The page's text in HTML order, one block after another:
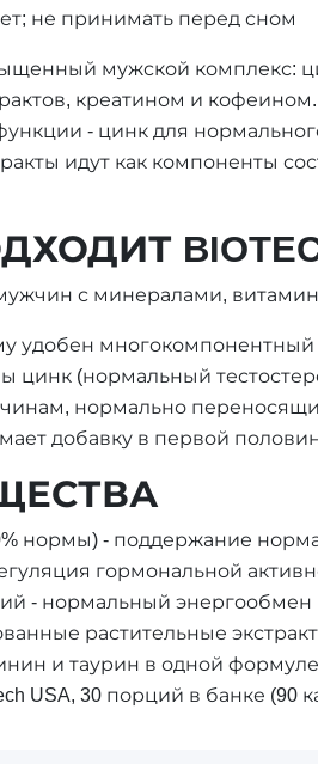
не принимать перед сном
мужской комплекс:
креатином и
- цинк для
идут как компоненты
с минералами,
удобен многокомпонентный
цинк (нормальный
нормально
добавку в первой
нормы) - поддержание
гормональной
- нормальный
растительные
и таурин в одной
USA, 30 порций в банке (90